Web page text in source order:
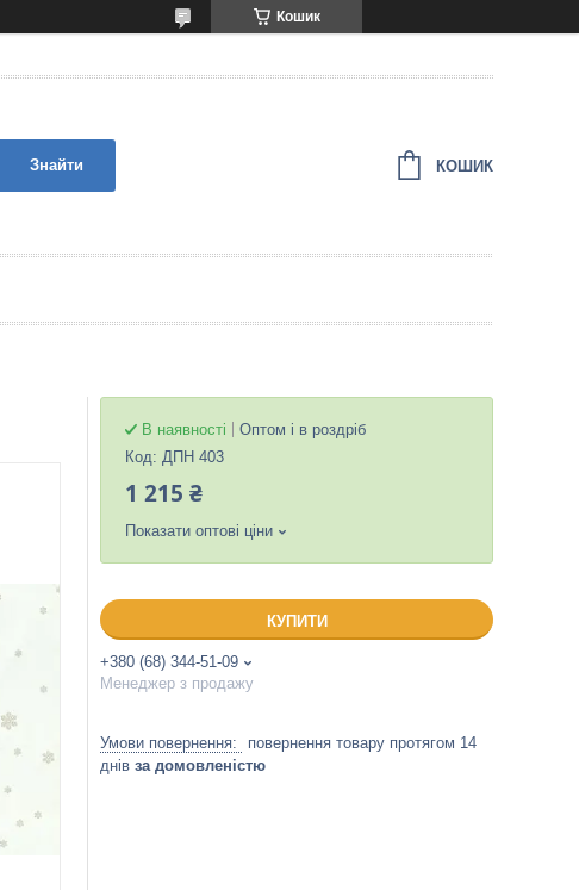
Кошик
Знайти КОШИК
В наявності
Оптом і в роздріб
Код: ДПН 403
1 215 ₴
Показати оптові ціни
КУПИТИ
+380 (68) 344-51-09
Менеджер з продажу
повернення товару протягом 14
днів за домовленістю